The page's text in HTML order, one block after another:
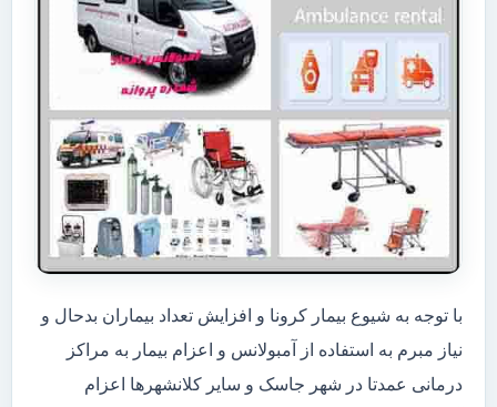
با توجه به شیوع بیمار کرونا و افزایش تعداد بیماران بدحال و
نیاز مبرم به استفاده از آمبولانس و اعزام بیمار به مراکز
درمانی عمدتا در شهر جاسک و سایر کلانشهرها اعزام